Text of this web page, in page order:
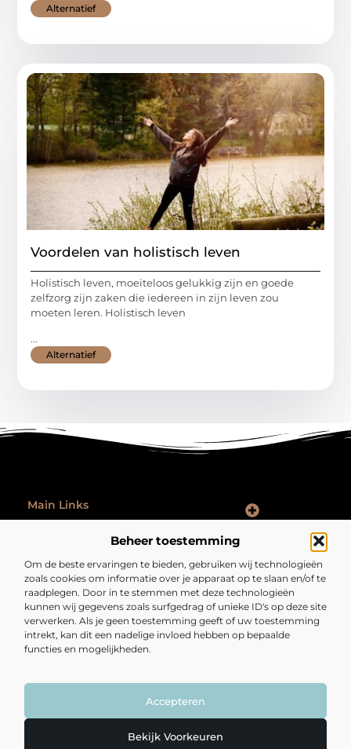
Beheer toestemming
Om de beste ervaringen te bieden, gebruiken wij technologieën
zoals cookies om informatie over je apparaat op te slaan en/of te
raadplegen. Door in te stemmen met deze technologieën
kunnen wij gegevens zoals surfgedrag of unieke ID's op deze site
verwerken. Als je geen toestemming geeft of uw toestemming
intrekt, kan dit een nadelige invloed hebben op bepaalde
functies en mogelijkheden.
Accepteren
Bekijk Voorkeuren
Alternatief
Voordelen van holistisch leven
Holistisch leven, moeiteloos gelukkig zijn en goede
zelfzorg zijn zaken die iedereen in zijn leven zou
moeten leren. Holistisch leven
...
Alternatief
Main Links
Bericht categorie
Lees mee met artikelen en verhalen die je kijk op het dagelijks leven
verrijken en verrassen.